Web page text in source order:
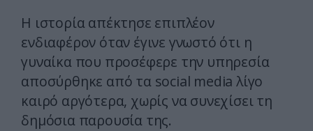
Η ιστορία απέκτησε επιπλέον
ενδιαφέρον όταν έγινε γνωστό ότι η
γυναίκα που προσέφερε την υπηρεσία
αποσύρθηκε από τα social media λίγο
καιρό αργότερα, χωρίς να συνεχίσει τη
δημόσια παρουσία της.